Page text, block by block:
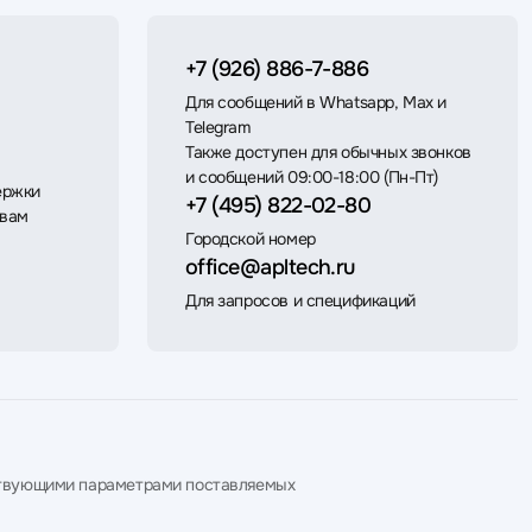
+7 (926) 886-7-886
Для сообщений в Whatsapp, Max и
Telegram
Также доступен для обычных звонков
и сообщений 09:00-18:00 (Пн-Пт)
+7 (495) 822-02-80
Городской номер
office@apltech.ru
Для запросов и спецификаций
параметрами поставляемых